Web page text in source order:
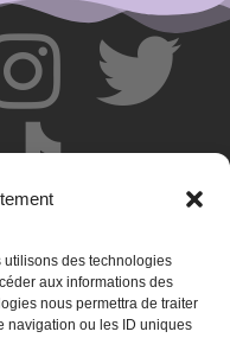
utilisons des technologies
aux informations des
nous permettra de traiter
navigation ou les ID uniques